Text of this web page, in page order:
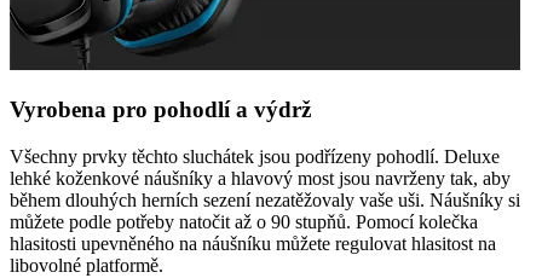
Vyrobena pro pohodlí a výdrž
Všechny prvky těchto sluchátek jsou podřízeny pohodlí. Deluxe
lehké koženkové náušníky a hlavový most jsou navrženy tak, aby
během dlouhých herních sezení nezatěžovaly vaše uši. Náušníky si
můžete podle potřeby natočit až o 90 stupňů. Pomocí kolečka
hlasitosti upevněného na náušníku můžete regulovat hlasitost na
libovolné platformě.